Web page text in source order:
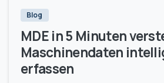
Blog
MDE in 5 Minuten
Maschinendaten
erfassen